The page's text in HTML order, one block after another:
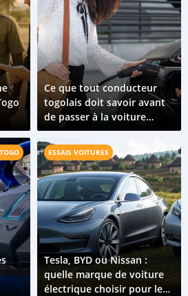
Ce que tout conducteur
togolais doit savoir avant
de passer à la voiture
électrique
ESSAIS VOITURES
Tesla, BYD ou Nissan :
quelle marque de voiture
électrique choisir pour le